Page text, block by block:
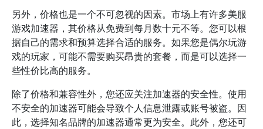
另外，价格也是一个不可忽视的因素。市场上有许多美服
游戏加速器，其价格从免费到每月数十元不等。您可以根
据自己的需求和预算选择合适的服务。如果您是偶尔玩游
戏的玩家，可能不需要购买昂贵的套餐，而是可以选择一
些性价比高的服务。
除了价格和兼容性外，您还应关注加速器的安全性。使用
不安全的加速器可能会导致个人信息泄露或账号被盗。因
此，选择知名品牌的加速器通常更为安全。此外，您还可